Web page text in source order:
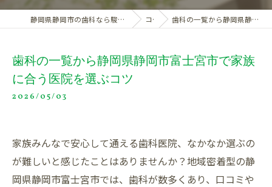
静岡県静岡市の歯科なら駿河デンタルオフィス静岡マイクロスコープ歯科 コラム 歯科の一覧から静岡県静岡市富士宮市で家族に合う医院を選ぶコツ
歯科の一覧から静岡県静岡市富士宮市で家族
に合う医院を選ぶコツ
2026/05/03
家族みんなで安心して通える歯科医院、なかなか選ぶの
が難しいと感じたことはありませんか？地域密着型の静
岡県静岡市富士宮市では、歯科が数多くあり、口コミや